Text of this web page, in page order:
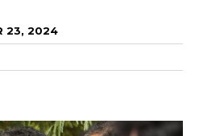
23, 2024